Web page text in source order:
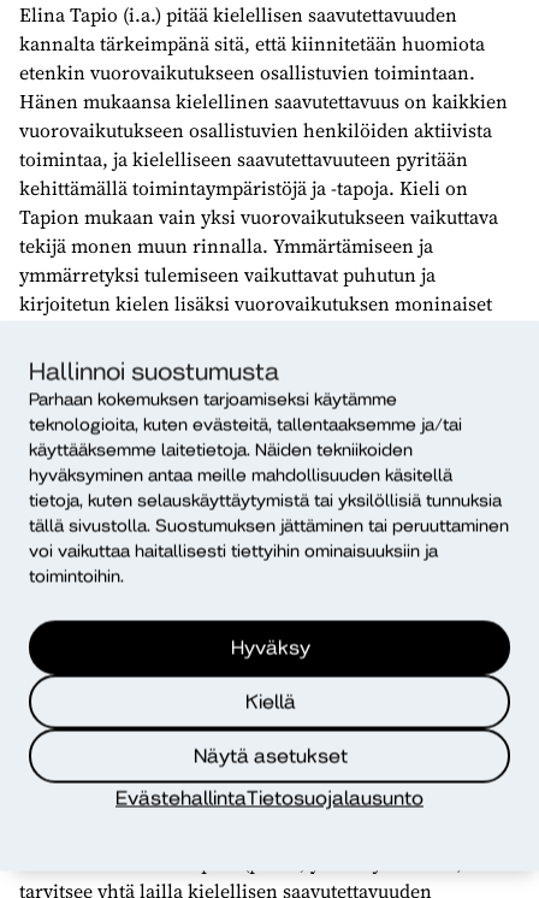
Hallinnoi suostumusta
Parhaan kokemuksen tarjoamiseksi käytämme
teknologioita, kuten evästeitä, tallentaaksemme ja/tai
käyttääksemme laitetietoja. Näiden tekniikoiden
hyväksyminen antaa meille mahdollisuuden käsitellä
tietoja, kuten selauskäyttäytymistä tai yksilöllisiä tunnuksia
tällä sivustolla. Suostumuksen jättäminen tai peruuttaminen
voi vaikuttaa haitallisesti tiettyihin ominaisuuksiin ja
toimintoihin.
Hyväksy
Kiellä
Näytä asetukset
EvästehallintaTietosuojalausunto
Elina Tapio (i.a.) pitää kielellisen saavutettavuuden
kannalta tärkeimpänä sitä, että kiinnitetään huomiota
etenkin vuorovaikutukseen osallistuvien toimintaan.
Hänen mukaansa kielellinen saavutettavuus on kaikkien
vuorovaikutukseen osallistuvien henkilöiden aktiivista
toimintaa, ja kielelliseen saavutettavuuteen pyritään
kehittämällä toimintaympäristöjä ja -tapoja. Kieli on
Tapion mukaan vain yksi vuorovaikutukseen vaikuttava
tekijä monen muun rinnalla. Ymmärtämiseen ja
ymmärretyksi tulemiseen vaikuttavat puhutun ja
kirjoitetun kielen lisäksi vuorovaikutuksen moninaiset
kutsuttu multimodaalinen vuorovaikutusote on hänen
mukaansa hyvä lähtökohta kielellisen saavutettavuuden
toteutumiselle. (Tapio, i.a.)
Ketkä hyötyvät kielellisestä
saavutettavuudesta?
Kielellisestä saavutettavuudesta hyötyvät kaikki
vuorovaikutustilanteeseen osallistuvat osapuolet.
saavutettavuutta edistävistä menetelmistä on hyötyä, on
tilanne, johon osallistuvat valtakieltä käyttävä henkilö
sekä henkilö, jolla on kielellisiä haasteita tai joka ei kuulu
kielelliseen valtaväestöön. Tämä voi olla esimerkiksi
henkilö, jonka äidinkieli on jokin muu kuin maassa
käytetty valtakieli, tai henkilö, joka on oppimassa suomea
tai jolla on haasteita ilmaista itseään kielellisesti.
tarvitsee yhtä lailla kielellisen saavutettavuuden